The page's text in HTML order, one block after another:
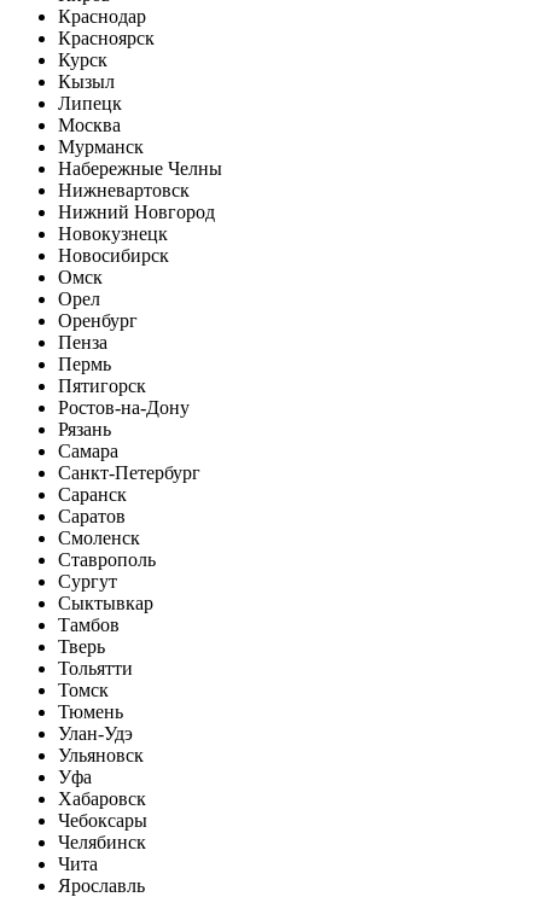
Краснодар
Красноярск
Курск
Кызыл
Липецк
Москва
Мурманск
Набережные Челны
Нижневартовск
Нижний Новгород
Новокузнецк
Новосибирск
Омск
Орел
Оренбург
Пенза
Пермь
Пятигорск
Ростов-на-Дону
Рязань
Самара
Санкт-Петербург
Саранск
Саратов
Смоленск
Ставрополь
Сургут
Сыктывкар
Тамбов
Тверь
Тольятти
Томск
Тюмень
Улан-Удэ
Ульяновск
Уфа
Хабаровск
Чебоксары
Челябинск
Чита
Ярославль